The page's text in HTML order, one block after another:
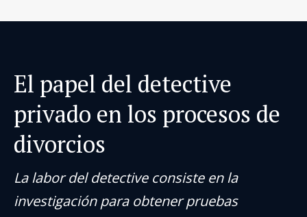
El papel del detective
privado en los procesos de
divorcios
La labor del detective consiste en la
investigación para obtener pruebas